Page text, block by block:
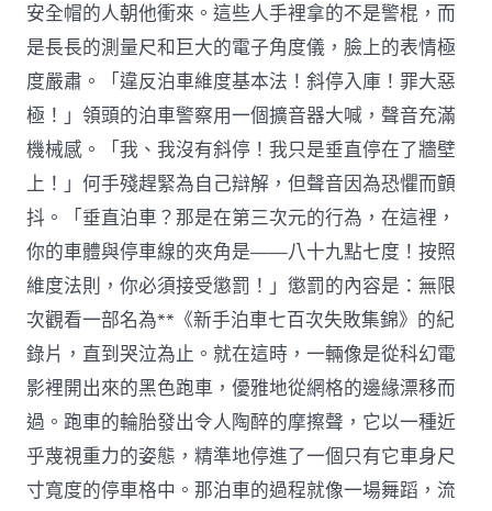
安全帽的人朝他衝來。這些人手裡拿的不是警棍，而
是長長的測量尺和巨大的電子角度儀，臉上的表情極
度嚴肅。「違反泊車維度基本法！斜停入庫！罪大惡
極！」領頭的泊車警察用一個擴音器大喊，聲音充滿
機械感。「我、我沒有斜停！我只是垂直停在了牆壁
上！」何手殘趕緊為自己辯解，但聲音因為恐懼而顫
抖。「垂直泊車？那是在第三次元的行為，在這裡，
你的車體與停車線的夾角是——八十九點七度！按照
維度法則，你必須接受懲罰！」懲罰的內容是：無限
次觀看一部名為**《新手泊車七百次失敗集錦》的紀
錄片，直到哭泣為止。就在這時，一輛像是從科幻電
影裡開出來的黑色跑車，優雅地從網格的邊緣漂移而
過。跑車的輪胎發出令人陶醉的摩擦聲，它以一種近
乎蔑視重力的姿態，精準地停進了一個只有它車身尺
寸寬度的停車格中。那泊車的過程就像一場舞蹈，流